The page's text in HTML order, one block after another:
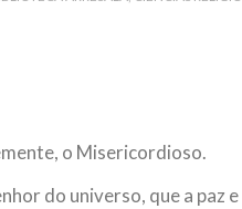
o Misericordioso! Diante
(A.S.), conhecido por “Zein
o Misericordioso.
do universo, que a